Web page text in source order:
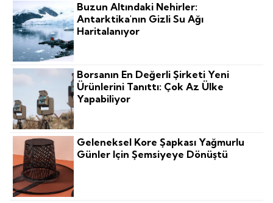
Buzun Altındaki Nehirler:
Antarktika'nın Gizli Su Ağı
Haritalanıyor
Borsanın En Değerli Şirketi Yeni
Ürünlerini Tanıttı: Çok Az Ülke
Yapabiliyor
Geleneksel Kore Şapkası Yağmurlu
Günler Için Şemsiyeye Dönüştü